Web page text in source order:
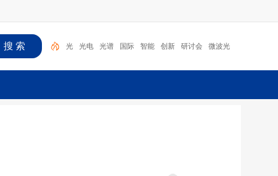
光 光电 光谱 国际 智能 创新 研讨会 微波光
子 海 光学